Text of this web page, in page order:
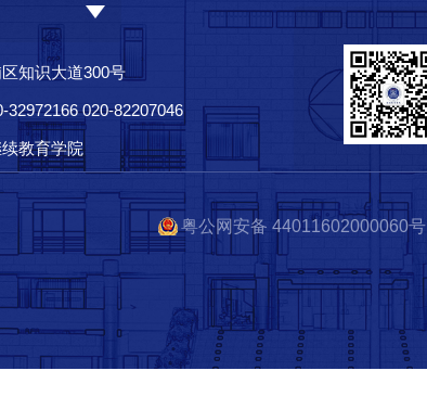
知识大道300号
32972166 020-82207046
教育学院
粤公网安备 44011602000060号